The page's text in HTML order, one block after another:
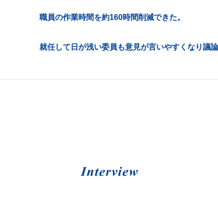
職員の作業時間を約160時間削減できた。
就任して日が浅い委員も意見が言いやすくなり議論